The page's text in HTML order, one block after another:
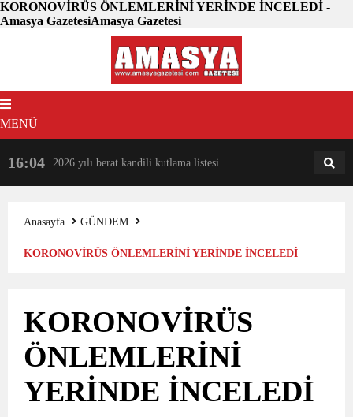
KORONOVİRÜS ÖNLEMLERİNİ YERİNDE İNCELEDİ -
Amasya GazetesiAmasya Gazetesi
MENÜ
16:04 2026 yılı berat kandili kutlama listesi 18:31
Anasayfa
GÜNDEM
KORONOVİRÜS ÖNLEMLERİNİ YERİNDE İNCELEDİ
KORONOVİRÜS
ÖNLEMLERİNİ
YERİNDE İNCELEDİ